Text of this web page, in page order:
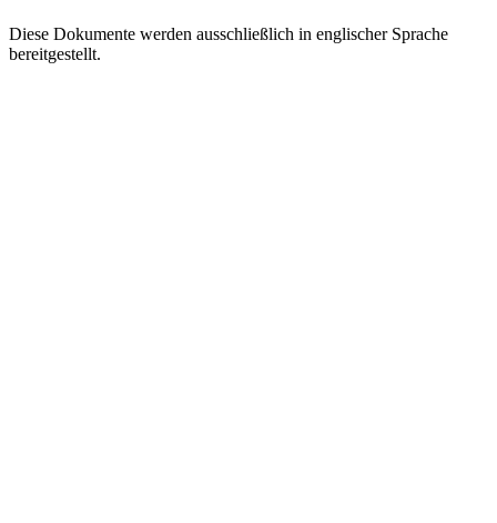
Diese Dokumente werden ausschließlich in englischer Sprache
bereitgestellt.